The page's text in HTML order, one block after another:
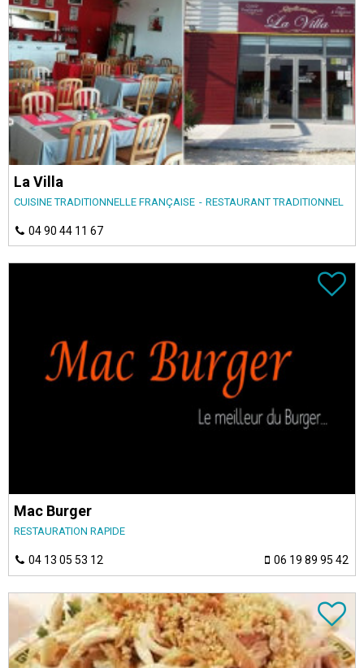
La Villa
CUISINE TRADITIONNELLE FRANÇAISE RESTAURANT TRADITIONNEL
04 90 44 11 67
Mac Burger
RESTAURATION RAPIDE
04 13 05 53 12 06 19 89 95 42